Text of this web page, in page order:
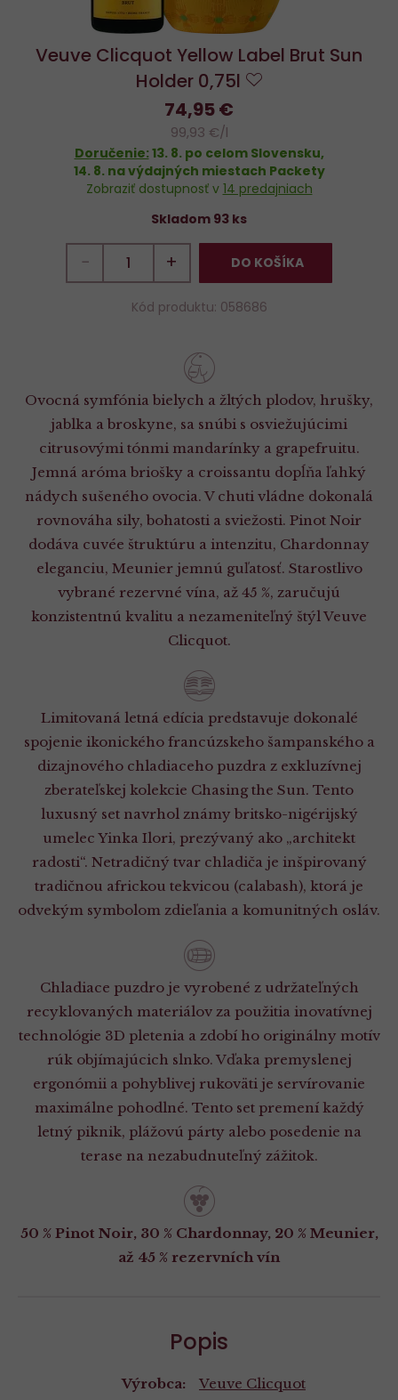
Veuve Clicquot Yellow Label Brut Sun
Holder 0,75l
Ovocná symfónia bielych a žltých plodov, hrušky,
jablka a broskyne, sa snúbi s osviežujúcimi
citrusovými tónmi mandarínky a grapefruitu.
Jemná aróma briošky a croissantu dopĺňa ľahký
nádych sušeného ovocia. V chuti vládne dokonalá
rovnováha sily, bohatosti a sviežosti. Pinot Noir
dodáva cuvée štruktúru a intenzitu, Chardonnay
eleganciu, Meunier jemnú guľatosť. Starostlivo
vybrané rezervné vína, až 45 %, zaručujú
konzistentnú kvalitu a nezameniteľný štýl Veuve
Clicquot.
Limitovaná letná edícia predstavuje dokonalé
spojenie ikonického francúzskeho šampanského a
dizajnového chladiaceho puzdra z exkluzívnej
zberateľskej kolekcie Chasing the Sun. Tento
luxusný set navrhol známy britsko-nigérijský
umelec Yinka Ilori, prezývaný ako „architekt
radosti“. Netradičný tvar chladiča je inšpirovaný
tradičnou africkou tekvicou (calabash), ktorá je
odvekým symbolom zdieľania a komunitných osláv.
Chladiace puzdro je vyrobené z udržateľných
recyklovaných materiálov za použitia inovatívnej
technológie 3D pletenia a zdobí ho originálny motív
rúk objímajúcich slnko. Vďaka premyslenej
ergonómii a pohyblivej rukoväti je servírovanie
maximálne pohodlné. Tento set premení každý
letný piknik, plážovú párty alebo posedenie na
terase na nezabudnuteľný zážitok.
50 % Pinot Noir, 30 % Chardonnay, 20 % Meunier,
až 45 % rezervních vín
74,95 €
99,93 €/l
Doručenie: 13. 8. po celom Slovensku,
14. 8. na výdajných miestach Packety
Zobraziť dostupnosť v 14 predajniach
Skladom 93 ks
− + DO KOŠÍKA
Kód produktu: 058686
Popis
Výrobca:
Veuve Clicquot